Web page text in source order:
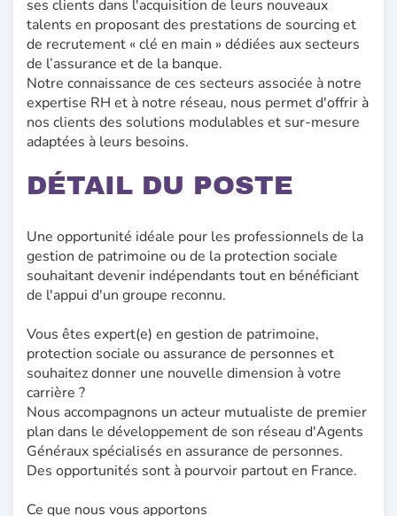
ses clients dans l'acquisition de leurs nouveaux
talents en proposant des prestations de sourcing et
de recrutement « clé en main » dédiées aux secteurs
de l’assurance et de la banque.
Notre connaissance de ces secteurs associée à notre
expertise RH et à notre réseau, nous permet d'offrir à
nos clients des solutions modulables et sur-mesure
adaptées à leurs besoins.
DÉTAIL DU POSTE
Une opportunité idéale pour les professionnels de la
gestion de patrimoine ou de la protection sociale
souhaitant devenir indépendants tout en bénéficiant
de l'appui d'un groupe reconnu.
Vous êtes expert(e) en gestion de patrimoine,
protection sociale ou assurance de personnes et
souhaitez donner une nouvelle dimension à votre
carrière ?
Nous accompagnons un acteur mutualiste de premier
plan dans le développement de son réseau d'Agents
Généraux spécialisés en assurance de personnes.
Des opportunités sont à pourvoir partout en France.
Ce que nous vous apportons